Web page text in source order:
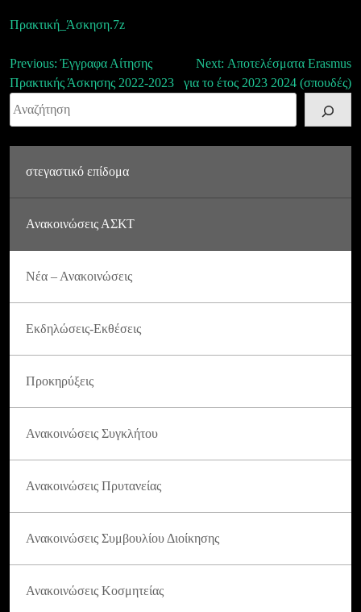
Πρακτική_Άσκηση.7z
Πλοήγηση
άρθρων
Previous: Έγγραφα Αίτησης
Πρακτικής Άσκησης 2022-2023
Next: Αποτελέσματα Erasmus
για το έτος 2023 2024 (σπουδές)
Αναζήτηση
στεγαστικό επίδομα
Ανακοινώσεις ΑΣΚΤ
Νέα – Ανακοινώσεις
Εκδηλώσεις-Εκθέσεις
Προκηρύξεις
Ανακοινώσεις Συγκλήτου
Ανακοινώσεις Πρυτανείας
Ανακοινώσεις Συμβουλίου Διοίκησης
Ανακοινώσεις Κοσμητείας